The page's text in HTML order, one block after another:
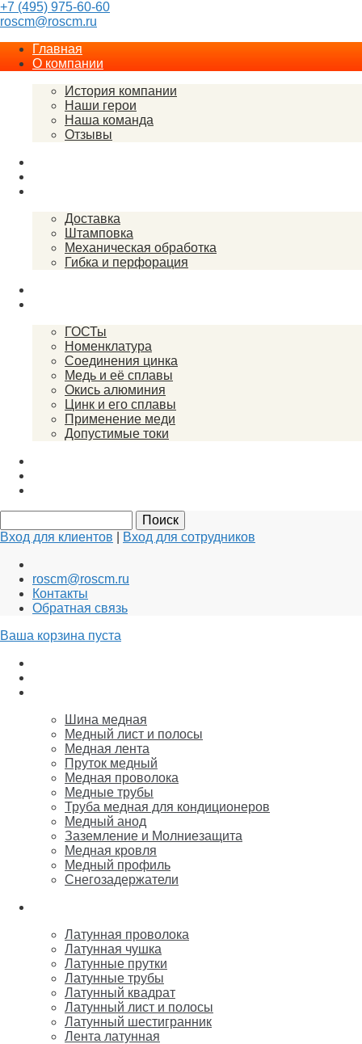
+7 (495) 975-60-60
roscm@roscm.ru
Главная
О компании
История компании
Наши герои
Наша команда
Отзывы
Доставка
Штамповка
Механическая обработка
Гибка и перфорация
ГОСТы
Номенклатура
Соединения цинка
Медь и её сплавы
Окись алюминия
Цинк и его сплавы
Применение меди
Допустимые токи
Вход для клиентов Вход для сотрудников
roscm@roscm.ru
Контакты
Обратная связь
Ваша корзина пуста
Шина медная
Медный лист и полосы
Медная лента
Пруток медный
Медная проволока
Медные трубы
Труба медная для кондиционеров
Медный анод
Заземление и Молниезащита
Медная кровля
Медный профиль
Снегозадержатели
Латунная проволока
Латунная чушка
Латунные прутки
Латунные трубы
Латунный квадрат
Латунный лист и полосы
Латунный шестигранник
Лента латунная